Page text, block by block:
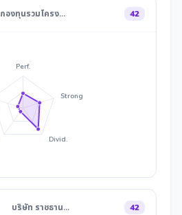
กองทุนรวมโครง… 42
Perf.
Strong
Divid.
บริษัท ราชธาน… 42